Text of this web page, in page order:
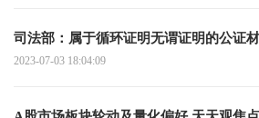
司法部：属于循环证明无谓证明的公证
2023-07-03 18:04:09